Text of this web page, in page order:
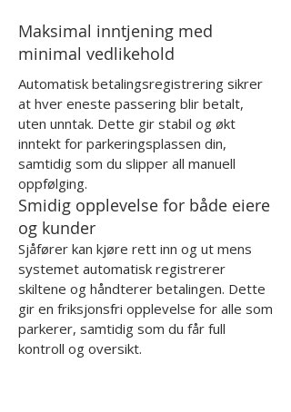
Maksimal inntjening med
minimal vedlikehold
Automatisk betalingsregistrering sikrer
at hver eneste passering blir betalt,
uten unntak. Dette gir stabil og økt
inntekt for parkeringsplassen din,
samtidig som du slipper all manuell
oppfølging.
Smidig opplevelse for både eiere
og kunder
Sjåfører kan kjøre rett inn og ut mens
systemet automatisk registrerer
skiltene og håndterer betalingen. Dette
gir en friksjonsfri opplevelse for alle som
parkerer, samtidig som du får full
kontroll og oversikt.